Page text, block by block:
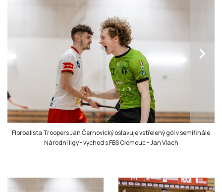
chevron_right
Florbalista Troopers Jan Černovický oslavuje vstřelený gól v semifinále
Národní ligy - východ s FBS Olomouc-Jan Vlach